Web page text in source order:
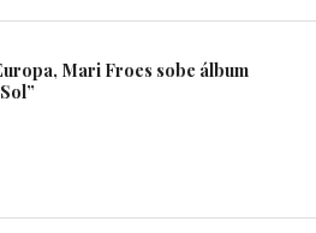
Mari Froes sobe álbum